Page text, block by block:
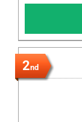
2nd